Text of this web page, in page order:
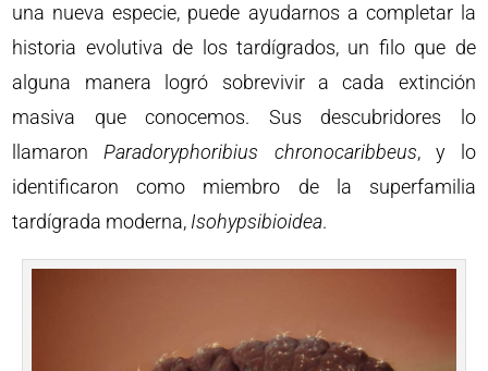
una nueva especie, puede ayudarnos a completar la
historia evolutiva de los tardígrados, un filo que de
alguna manera logró sobrevivir a cada extinción
masiva que conocemos. Sus descubridores lo
llamaron Paradoryphoribius chronocaribbeus, y lo
identificaron como miembro de la superfamilia
tardígrada moderna, Isohypsibioidea.